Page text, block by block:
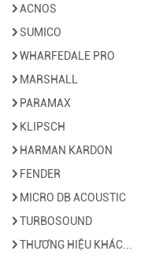
ACNOS
SUMICO
WHARFEDALE PRO
MARSHALL
PARAMAX
KLIPSCH
HARMAN KARDON
FENDER
MICRO DB ACOUSTIC
TURBOSOUND
THƯƠNG HIỆU KHÁC...